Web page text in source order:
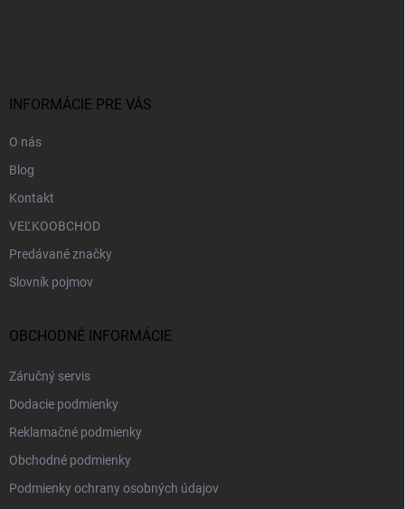
INFORMÁCIE PRE VÁS
O nás
Blog
Kontakt
VEĽKOOBCHOD
Predávané značky
Slovník pojmov
OBCHODNÉ INFORMÁCIE
Záručný servis
Dodacie podmienky
Reklamačné podmienky
Obchodné podmienky
Podmienky ochrany osobných údajov